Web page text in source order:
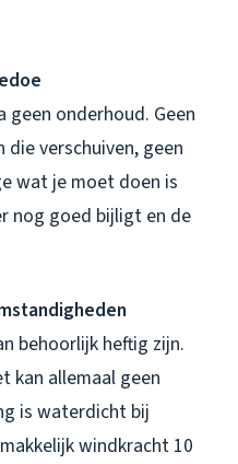
geen onderhoud. Geen
verschuiven, geen
wat je moet doen is
nog goed bijligt en de
behoorlijk heftig zijn.
kan allemaal geen
is waterdicht bij
windkracht 10